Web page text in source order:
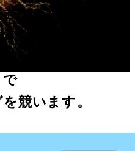
の式別や的
によって
累計スコア
で
競います。